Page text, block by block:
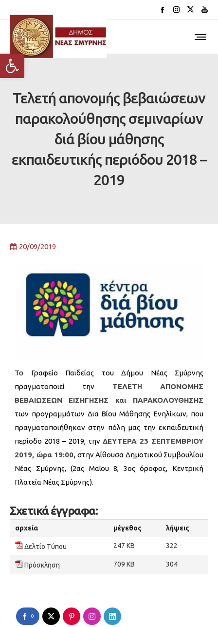
Ανοίξτε τη γραμμή εργαλείων
Τελετή απονομής βεβαιώσεων
παρακολούθησης σεμιναρίων
διά βίου μάθησης
εκπαιδευτικής περιόδου 2018 –
2019
20/09/2019
Το Γραφείο Παιδείας του Δήμου Νέας Σμύρνης
πραγματοποιεί την ΤΕΛΕΤΗ ΑΠΟΝΟΜΗΣ
ΒΕΒΑΙΩΣΕΩΝ ΕΙΣΗΓΗΣΗΣ και ΠΑΡΑΚΟΛΟΥΘΗΣΗΣ
των προγραμμάτων Δια Βίου Μάθησης Ενηλίκων, που
πραγματοποιήθηκαν στην πόλη μας την εκπαιδευτική
περίοδο 2018 – 2019, την ΔΕΥΤΕΡΑ 23 ΣΕΠΤΕΜΒΡΙΟΥ
2019, ώρα 19:00, στην Αίθουσα Δημοτικού Συμβουλίου
Νέας Σμύρνης, (2ας Μαΐου 8, 3ος όροφος, Κεντρική
Πλατεία Νέας Σμύρνης).
Σχετικά έγγραφα:
αρχεία μέγεθος λήψεις
Δελτίο Τύπου 247 KB 322
Πρόσκληση 709 KB 304
0